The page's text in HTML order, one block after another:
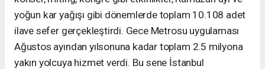
yoğun kar yağışı gibi dönemlerde toplam 10.108 adet
ilave sefer gerçekleştirdi. Gece Metrosu uygulaması
Ağustos ayından yılsonuna kadar toplam 2.5 milyona
yakın yolcuya hizmet verdi. Bu sene İstanbul